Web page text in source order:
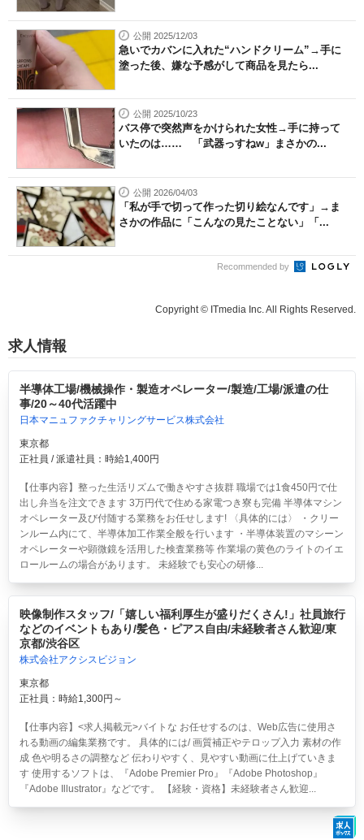
公開 2025/12/03
急いでカバンに入れた“ハンドクリーム”→手に
塗った後、嫌な予感がして商品を見たら...
公開 2025/10/23
バス停で突然声をかけられた女性→手に持って
いたのは…… 「武器っすねw」まさかの...
公開 2026/04/03
「私が手で切って作った切り絵なんです」→ま
さかの作品に「こんなの見たことない」「...
Recommended by
Copyright © ITmedia Inc. All Rights Reserved.
求人情報
半導体工場/機械操作・製造オペレーター/製造/工場/派遣の仕
事/20～40代活躍中
日本マニュファクチャリングサービス株式会社
東京都
正社員 / 派遣社員：時給1,400円
【仕事内容】整った生活リズムで働きやすさ抜群 職場では1食450円で仕
出し弁当を注文できます 3万円代で住める家電つき寮も完備 半導体マシン
オペレーター及び付随する業務をお任せします! 〈具体的には〉 ・クリー
ンルーム内にて、半導体加工作業全般を行います ・半導体装置のマシーン
オペレーターや顕微鏡を活用した検査業務等 作業場の黄色のライトのイエ
ロールームの場合があります。 未経験でも安心の研修...
映像制作スタッフ/「嬉しい福利厚生が盛りだくさん!」社員旅行
などのイベントもあり/髪色・ピアス自由/未経験者さん歓迎/東
京都/渋谷区
株式会社アクシスビジョン
東京都
正社員：時給1,300円～
【仕事内容】<求人掲載元>バイトな お任せするのは、Web広告に使用さ
れる動画の編集業務です。 具体的には/ 画質補正やテロップ入力 素材の作
成 色や明るさの調整など 伝わりやすく、見やすい動画に仕上げていきま
す 使用するソフトは、『Adobe Premier Pro』『Adobe Photoshop』
『Adobe Illustrator』などです。 【経験・資格】未経験者さん歓迎...